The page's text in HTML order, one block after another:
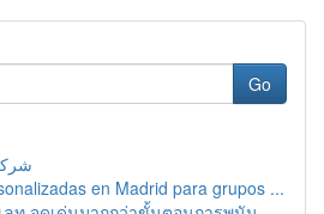
Go
en Madrid para grupos ...